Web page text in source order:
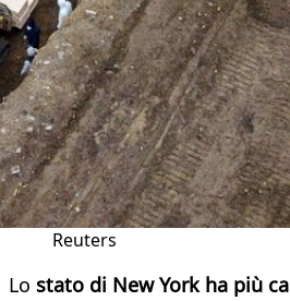
Reuters
Lo stato di New York ha più